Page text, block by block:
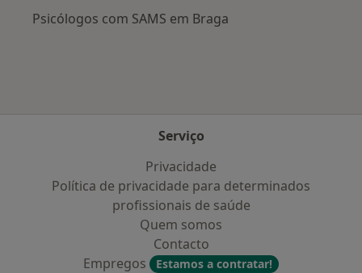
Psicólogos com SAMS em Braga
Serviço
Privacidade
Política de privacidade para determinados
profissionais de saúde
Quem somos
Contacto
Empregos
Estamos a contratar!